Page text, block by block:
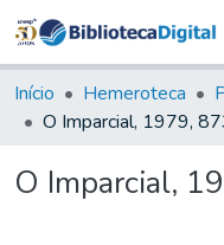
Início Hemeroteca
O Imparcial, 1979,
O Imparcial,